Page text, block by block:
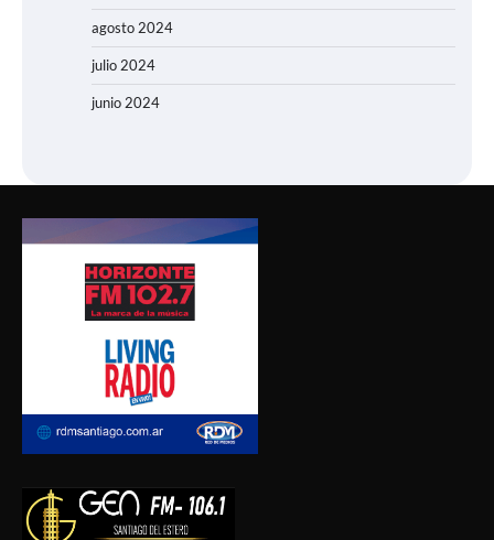
agosto 2024
julio 2024
junio 2024